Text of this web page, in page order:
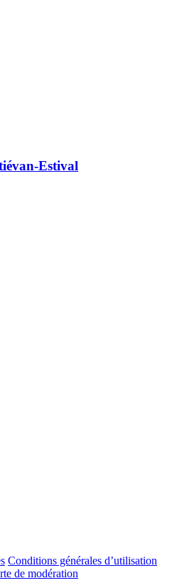
Estival
Conditions générales d’utilisation
de modération